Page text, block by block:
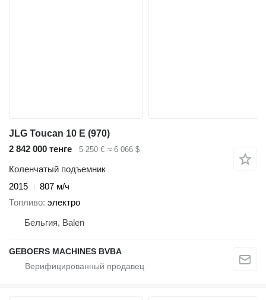
JLG Toucan 10 E (970)
2 842 000 тенге
5 250 € ≈ 6 066 $
Коленчатый подъемник
2015
807 м/ч
Топливо электро
Бельгия, Balen
GEBOERS MACHINES BVBA